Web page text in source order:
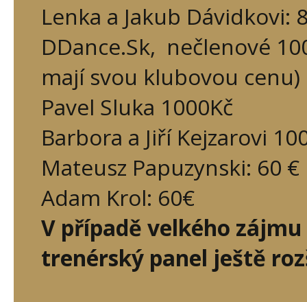
Lenka a Jakub Dávidkovi:
DDance.Sk, nečlenové
mají svou klubovou cenu)
Pavel Sluka 1000Kč
Barbora a Jiří Kejzarovi
Mateusz Papuzynski: 60 €
Adam Krol: 60€
V případě velkého
trenérský panel ještě